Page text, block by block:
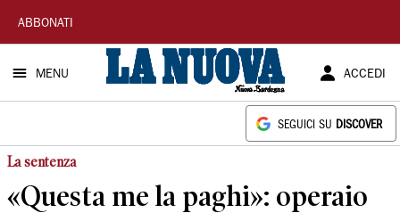
La
Nuova
Sardegna
ABBONATI
MENU ACCEDI
SEGUICI SU DISCOVER
La sentenza
«Questa me la paghi»: operaio